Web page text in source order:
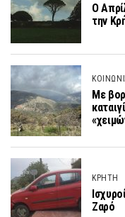
Ο
την
Με
ΚΡΗΤΗ
Ζαρό